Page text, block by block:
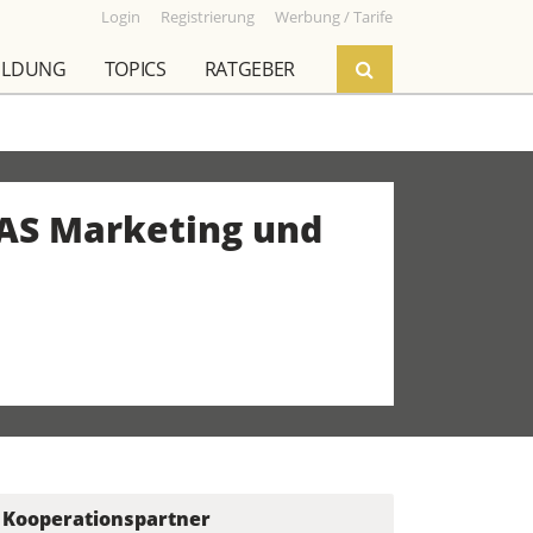
Login Registrierung Werbung / Tarife
TOPICS RATGEBER
Marketing und
Kooperationspartner